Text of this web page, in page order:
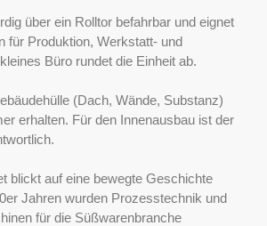
über ein Rolltor befahrbar und eignet
für Produktion, Werkstatt- und
Büro rundet die Einheit ab.
(Dach, Wände, Substanz)
erhalten. Für den Innenausbau ist der
blickt auf eine bewegte Geschichte
Jahren wurden Prozesstechnik und
für die Süßwarenbranche